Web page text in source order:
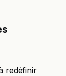
redéfinir